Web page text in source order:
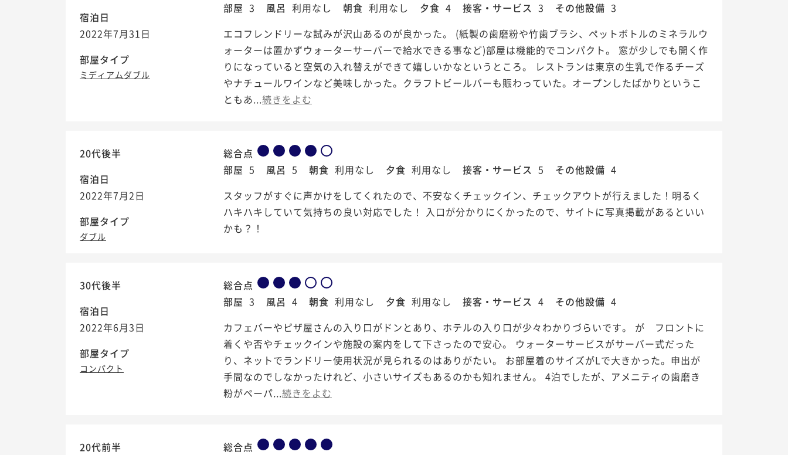
/5
宿泊日
2022年7月31日
部屋タイプ
ミディアムダブル
部屋 3 風呂 利用なし 朝食 利用なし 夕食 4 接客・サービス 3 その他設備 3
エコフレンドリーな試みが沢山あるのが良かった。 (紙製の歯磨粉や竹歯ブラシ、ペットボトルのミネラルウ
ォーターは置かずウォーターサーバーで給水できる事など)部屋は機能的でコンパクト。 窓が少しでも開く作
りになっていると空気の入れ替えができて嬉しいかなというところ。 レストランは東京の生乳で作るチーズ
やナチュールワインなど美味しかった。クラフトビールバーも賑わっていた。オープンしたばかりというこ
ともあ...続きをよむ
20代後半
宿泊日
2022年7月2日
部屋タイプ
ダブル
総合点
部屋 5 風呂 5 朝食 利用なし 夕食 利用なし 接客・サービス 5 その他設備 4
スタッフがすぐに声かけをしてくれたので、不安なくチェックイン、チェックアウトが行えました！明るく
ハキハキしていて気持ちの良い対応でした！ 入口が分かりにくかったので、サイトに写真掲載があるといい
かも？！
30代後半
宿泊日
2022年6月3日
部屋タイプ
コンパクト
総合点
部屋 3 風呂 4 朝食 利用なし 夕食 利用なし 接客・サービス 4 その他設備 4
カフェバーやピザ屋さんの入り口がドンとあり、ホテルの入り口が少々わかりづらいです。 が フロントに
着くや否やチェックインや施設の案内をして下さったので安心。 ウォーターサービスがサーバー式だった
り、ネットでランドリー使用状況が見られるのはありがたい。 お部屋着のサイズがLで大きかった。申出が
手間なのでしなかったけれど、小さいサイズもあるのかも知れません。 4泊でしたが、アメニティの歯磨き
粉がペーパ...続きをよむ
20代前半
総合点